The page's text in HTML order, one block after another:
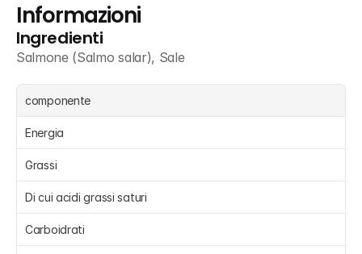
Informazioni
Ingredienti
Salmone (Salmo salar), Sale
componente
Energia
Grassi
Di cui acidi grassi saturi
Carboidrati